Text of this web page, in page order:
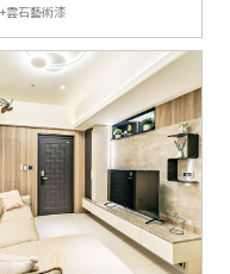
雲石藝術漆